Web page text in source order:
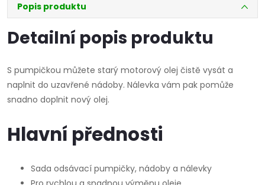
Popis produktu
Detailní popis produktu
S pumpičkou můžete starý motorový olej čistě vysát a
naplnit do uzavřené nádoby. Nálevka vám pak pomůže
snadno doplnit nový olej.
Hlavní přednosti
Sada odsávací pumpičky, nádoby a nálevky